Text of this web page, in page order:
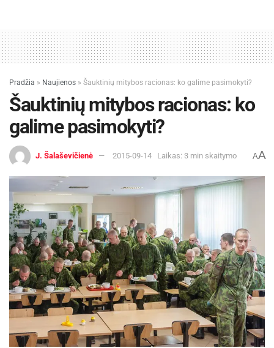
Pradžia » Naujienos » Šauktinių mitybos racionas: ko galime pasimokyti?
Šauktinių mitybos racionas: ko
galime pasimokyti?
J. Šalaševičienė 2015-09-14 Laikas: 3 min skaitymo AA